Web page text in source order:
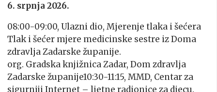
6. srpnja 2026.
08:00-09:00, Ulazni dio, Mjerenje tlaka i šećera
Tlak i šećer mjere medicinske sestre iz Doma
zdravlja Zadarske županije.
org. Gradska knjižnica Zadar, Dom zdravlja
Zadarske županije10:30-11:15, MMD, Centar za
sigurniji Internet – ljetne radionice za djecu.